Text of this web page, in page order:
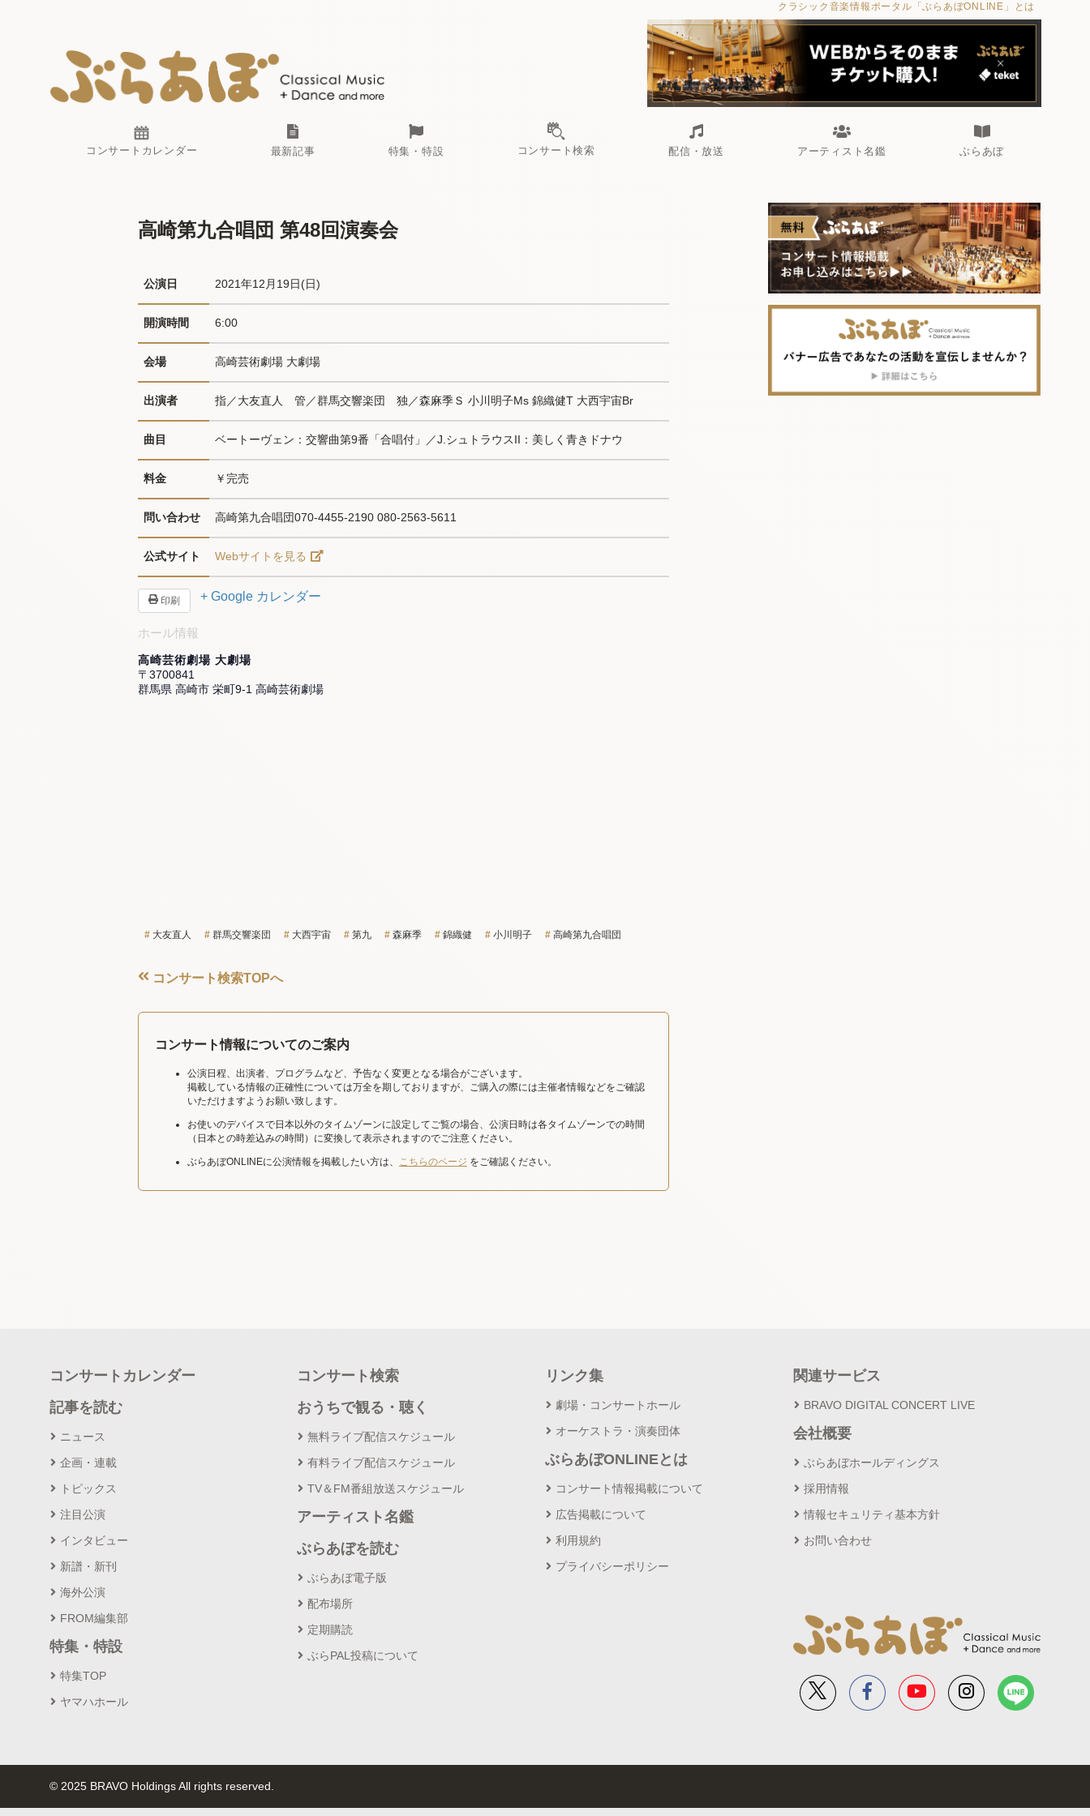
クラシック音楽情報ポータル「ぶらあぼONLINE」とは
コンサートカレンダー 最新記事 特集・特設 コンサート検索 配信・放送 アーティスト名鑑 ぶらあぼ
高崎第九合唱団 第48回演奏会
公演日 2021年12月19日(日)
開演時間 6:00
会場 高崎芸術劇場 大劇場
出演者 指／大友直人　管／群馬交響楽団　独／森麻季Ｓ 小川明子Ms 錦織健T 大西宇宙Br
曲目 ベートーヴェン：交響曲第9番「合唱付」／J.シュトラウスII：美しく青きドナウ
料金 ￥完売
問い合わせ 高崎第九合唱団070-4455-2190 080-2563-5611
公式サイト Webサイトを見る
印刷 + Google カレンダー
ホール情報
高崎芸術劇場 大劇場
〒3700841
群馬県 高崎市 栄町9-1 高崎芸術劇場
大友直人 群馬交響楽団 大西宇宙 第九 森麻季 錦織健 小川明子 高崎第九合唱団
コンサート検索TOPへ
コンサート情報についてのご案内
公演日程、出演者、プログラムなど、予告なく変更となる場合がございます。
掲載している情報の正確性については万全を期しておりますが、ご購入の際には主催者情報などをご確認
いただけますようお願い致します。
お使いのデバイスで日本以外のタイムゾーンに設定してご覧の場合、公演日時は各タイムゾーンでの時間
（日本との時差込みの時間）に変換して表示されますのでご注意ください。
ぶらあぼONLINEに公演情報を掲載したい方は、 こちらのページ をご確認ください。
コンサートカレンダー
記事を読む
ニュース
企画・連載
トピックス
注目公演
インタビュー
新譜・新刊
海外公演
FROM編集部
特集・特設
特集TOP
ヤマハホール
コンサート検索
おうちで観る・聴く
無料ライブ配信スケジュール
有料ライブ配信スケジュール
TV＆FM番組放送スケジュール
アーティスト名鑑
ぶらあぼを読む
ぶらあぼ電子版
配布場所
定期購読
ぶらPAL投稿について
リンク集
劇場・コンサートホール
オーケストラ・演奏団体
ぶらあぼONLINEとは
コンサート情報掲載について
広告掲載について
利用規約
プライバシーポリシー
関連サービス
BRAVO DIGITAL CONCERT LIVE
会社概要
ぶらあぼホールディングス
採用情報
情報セキュリティ基本方針
お問い合わせ
© 2025 BRAVO Holdings All rights reserved.